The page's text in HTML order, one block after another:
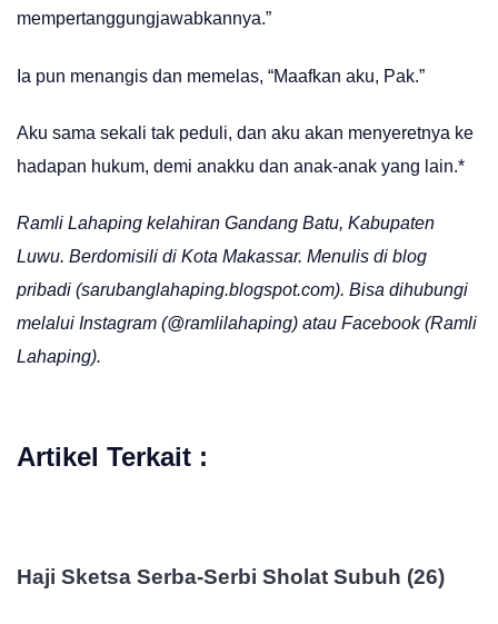
mempertanggungjawabkannya.”
Ia pun menangis dan memelas, “Maafkan aku, Pak.”
Aku sama sekali tak peduli, dan aku akan menyeretnya ke
hadapan hukum, demi anakku dan anak-anak yang lain.*
Ramli Lahaping kelahiran Gandang Batu, Kabupaten
Luwu. Berdomisili di Kota Makassar. Menulis di blog
pribadi (sarubanglahaping.blogspot.com). Bisa dihubungi
melalui Instagram (@ramlilahaping) atau Facebook (Ramli
Lahaping).
Artikel Terkait :
Haji Sketsa Serba-Serbi Sholat Subuh (26)